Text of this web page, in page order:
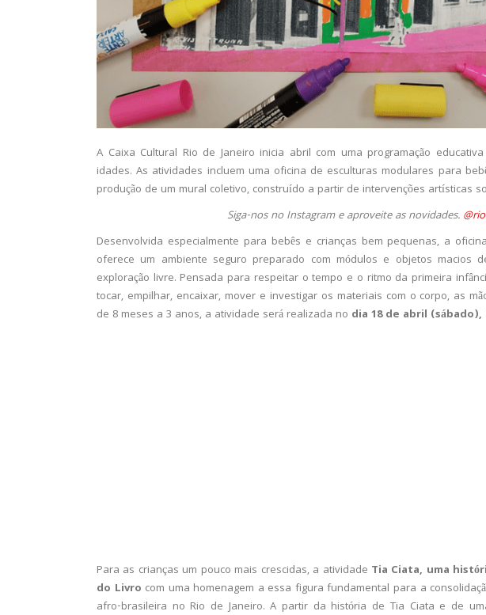
A Caixa Cultural Rio de Janeiro inicia abril com uma programação
idades. As atividades incluem uma oficina de esculturas modulares para
produção de um mural coletivo, construído a partir de intervenções artísticas
Siga-nos no Instagram e aproveite as novidades.
Desenvolvida especialmente para bebês e crianças bem pequenas, a oficina
oferece um ambiente seguro preparado com módulos e objetos macios
exploração livre. Pensada para respeitar o tempo e o ritmo da primeira
tocar, empilhar, encaixar, mover e investigar os materiais com o corpo, as
de 8 meses a 3 anos, a atividade será realizada no dia 18 de abril (sábado),
Para as crianças um pouco mais crescidas, a atividade Tia Ciata, uma
do Livro com uma homenagem a essa figura fundamental para a
afro-brasileira no Rio de Janeiro. A partir da história de Tia Ciata e de